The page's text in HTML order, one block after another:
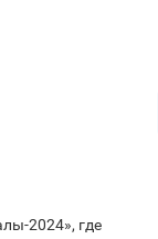
2024», где